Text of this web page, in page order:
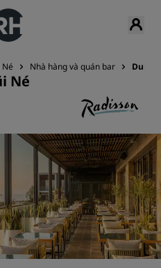
Nhà hàng và quán bar Dunes
Né